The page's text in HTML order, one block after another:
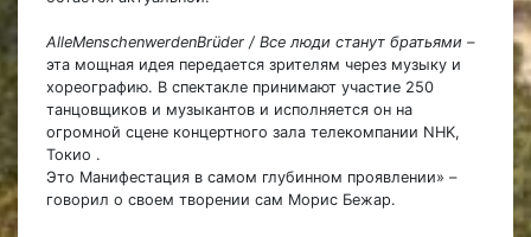
AlleMenschenwerdenBrüder / Все люди станут братьями –
эта мощная идея передается зрителям через музыку и
хореографию. В спектакле принимают участие 250
танцовщиков и музыкантов и исполняется он на
огромной сцене концертного зала телекомпании NHK,
Токио .
Это Манифестация в самом глубинном проявлении» –
говорил о своем творении сам Морис Бежар.